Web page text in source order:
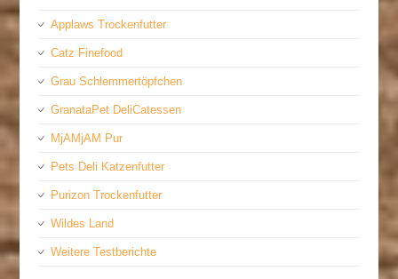
Applaws Trockenfutter
Catz Finefood
Grau Schlemmertöpfchen
GranataPet DeliCatessen
MjAMjAM Pur
Pets Deli Katzenfutter
Purizon Trockenfutter
Wildes Land
Weitere Testberichte